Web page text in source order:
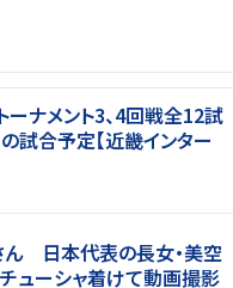
ーナメント3、4回戦全12試
試合予定【近畿インター
ん 日本代表の長女・美空
ューシャ着けて動画撮影